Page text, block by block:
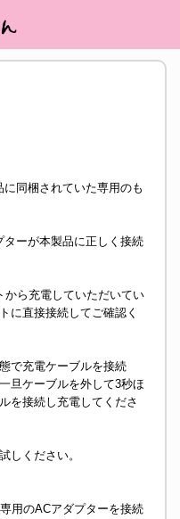
同梱されていた専用のも
ーが本製品に正しく接続
から充電していただいてい
に直接接続してご確認く
で充電ケーブルを接続
旦ケーブルを外して3秒ほ
を接続し充電してくださ
しください。
用のACアダプターを接続